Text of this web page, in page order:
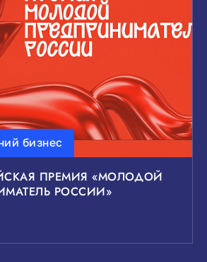
бизнес
ПРЕМИЯ «МОЛОДОЙ
РОССИИ»